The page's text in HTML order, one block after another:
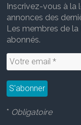
Inscrivez-vous à la
annonces des
Les membres de
abonnés.
* Obligatoire